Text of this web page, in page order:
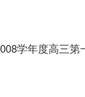
学年度高三第